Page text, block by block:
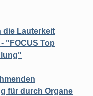
die Lauterkeit
"FOCUS Top
für durch Organe